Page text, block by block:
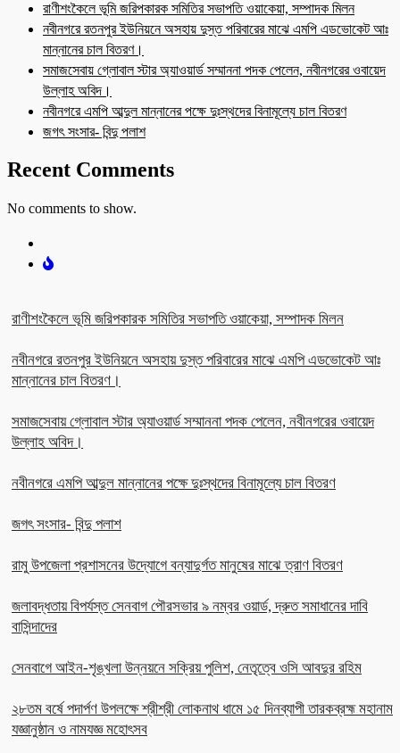
রাণীশংকৈলে ভূমি জরিপকারক সমিতির সভাপতি ওয়াকেয়া, সম্পাদক মিলন
নবীনগরে রতনপুর ইউনিয়নে অসহায় দুস্ত পরিবারের মাঝে এমপি এডভোকেট আঃ
মান্নানের চাল বিতরণ।
সমাজসেবায় গ্লোবাল স্টার অ্যাওয়ার্ড সম্মাননা পদক পেলেন, নবীনগরের ওবায়েদ
উল্লাহ অবিদ।
নবীনগরে এমপি আব্দুল মান্নানের পক্ষে দুঃস্থদের বিনামূল্যে চাল বিতরণ
জগৎ সংসার- বিন্দু পলাশ
Recent Comments
No comments to show.
রাণীশংকৈলে ভূমি জরিপকারক সমিতির সভাপতি ওয়াকেয়া, সম্পাদক মিলন
নবীনগরে রতনপুর ইউনিয়নে অসহায় দুস্ত পরিবারের মাঝে এমপি এডভোকেট আঃ
মান্নানের চাল বিতরণ।
সমাজসেবায় গ্লোবাল স্টার অ্যাওয়ার্ড সম্মাননা পদক পেলেন, নবীনগরের ওবায়েদ
উল্লাহ অবিদ।
নবীনগরে এমপি আব্দুল মান্নানের পক্ষে দুঃস্থদের বিনামূল্যে চাল বিতরণ
জগৎ সংসার- বিন্দু পলাশ
রামু উপজেলা প্রশাসনের উদ্যোগে বন্যাদুর্গত মানুষের মাঝে ত্রাণ বিতরণ
জলাবদ্ধতায় বিপর্যস্ত সেনবাগ পৌরসভার ৯ নম্বর ওয়ার্ড, দ্রুত সমাধানের দাবি
বাসিন্দাদের
সেনবাগে আইন-শৃঙ্খলা উন্নয়নে সক্রিয় পুলিশ, নেতৃত্বে ওসি আবদুর রহিম
২৮তম বর্ষে পদার্পণ উপলক্ষে শ্রীশ্রী লোকনাথ ধামে ১৫ দিনব্যাপী তারকব্রহ্ম মহানাম
যজ্ঞানুষ্ঠান ও নামযজ্ঞ মহোৎসব